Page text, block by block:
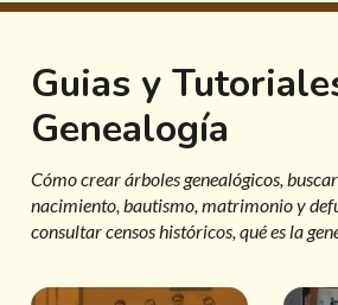
Guias y
Genealogía
Cómo crear árboles genealógicos,
nacimiento, bautismo, matrimonio y
consultar censos históricos, qué es la